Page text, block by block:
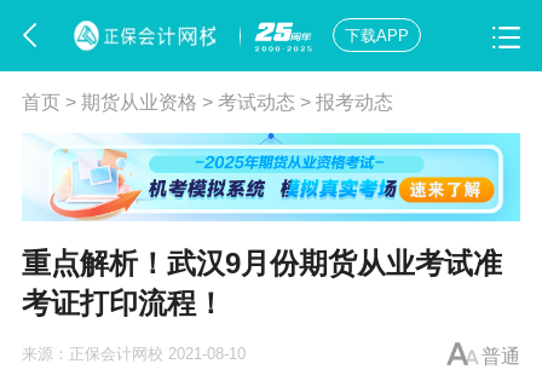
下载APP
首页> 期货从业资格 > 考试动态 > 报考动态
重点解析！武汉9月份期货从业考试准
考证打印流程！
普通
来源： 正保会计网校 2021-08-10